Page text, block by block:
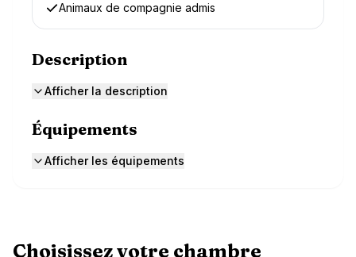
Animaux de compagnie admis
Description
Afficher la description
Équipements
Afficher les équipements
Choisissez votre chambre